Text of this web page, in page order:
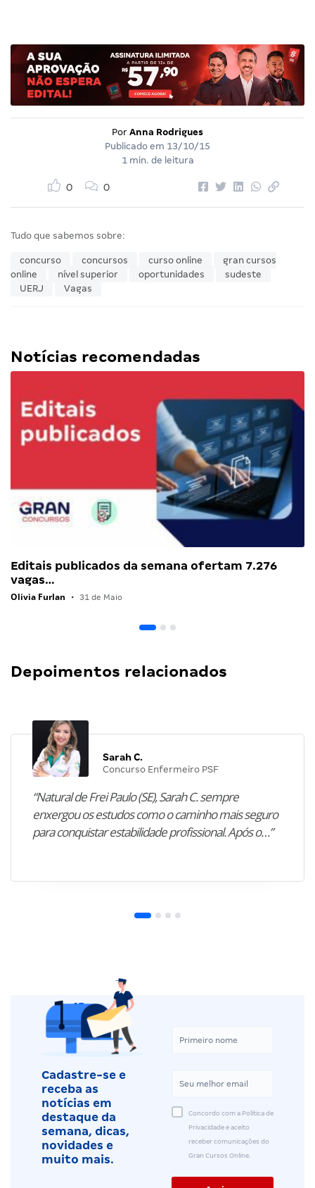
Por Anna Rodrigues
Publicado em 13/10/15
1 min. de leitura
0 0
Tudo que sabemos sobre:
concurso concursos curso online
gran cursos
online
nível superior oportunidades
sudeste
UERJ
Vagas
Notícias recomendadas
Editais publicados da semana ofertam 7.276
vagas…
Olivia Furlan • 31 de Maio
Depoimentos relacionados
Sarah C.
Concurso Enfermeiro PSF
“Natural de Frei Paulo (SE), Sarah C. sempre
enxergou os estudos como o caminho mais seguro
para conquistar estabilidade profissional. Após o…”
Cadastre-se e
receba as
notícias em
destaque da
semana, dicas,
novidades e
muito mais.
Concordo com a Política de
Privacidade e aceito
receber comunicações do
Gran Cursos Online.